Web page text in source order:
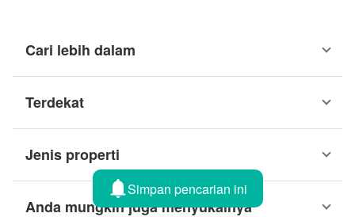
Cari lebih dalam
Terdekat
Jenis properti
Anda mungkin juga menyukainya
Simpan pencarian ini